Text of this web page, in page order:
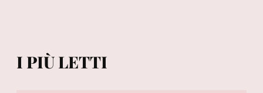
I PIÙ LETTI